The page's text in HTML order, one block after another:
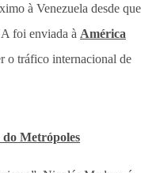
à Venezuela desde que
foi enviada à América
o tráfico internacional de
do Metrópoles